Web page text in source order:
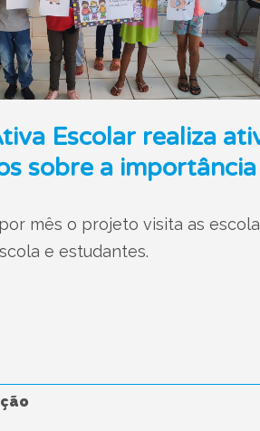
Escolar realiza
sobre a
mês o projeto visita as
e estudantes.